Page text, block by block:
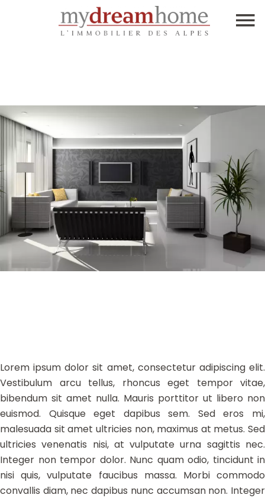
Lorem ipsum dolor sit amet, consectetur adipiscing elit.
Vestibulum arcu tellus, rhoncus eget tempor vitae,
bibendum sit amet nulla. Mauris porttitor ut libero non
euismod. Quisque eget dapibus sem. Sed eros mi,
malesuada sit amet ultricies non, maximus at metus. Sed
ultricies venenatis nisi, at vulputate urna sagittis nec.
Integer non tempor dolor. Nunc quam odio, tincidunt in
nisi quis, vulputate faucibus massa. Morbi commodo
convallis diam, nec dapibus nunc accumsan non. Integer